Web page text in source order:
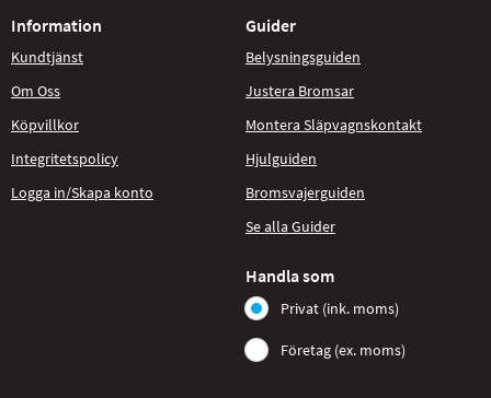
Information
Kundtjänst
Om Oss
Köpvillkor
Integritetspolicy
Logga in/Skapa konto
Guider
Belysningsguiden
Justera Bromsar
Montera Släpvagnskontakt
Hjulguiden
Bromsvajerguiden
Se alla Guider
Handla som
Privat (ink. moms)
Företag (ex. moms)